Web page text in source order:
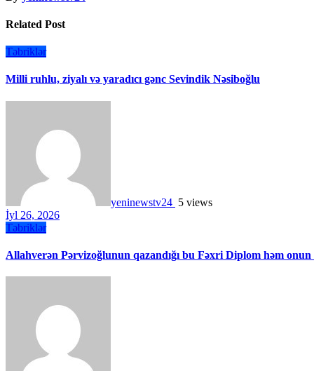
Related Post
Təbriklər
Milli ruhlu, ziyalı və yaradıcı gənc Sevindik Nəsiboğlu
yeninewstv24 5 views
İyl 26, 2026
Təbriklər
Allahverən Pərvizoğlunun qazandığı bu Fəxri Diplom həm